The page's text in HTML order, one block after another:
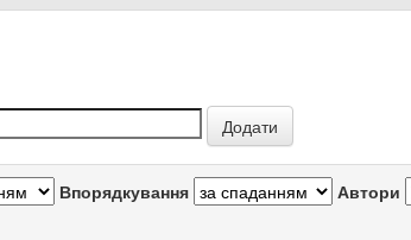
Впорядкування Автори